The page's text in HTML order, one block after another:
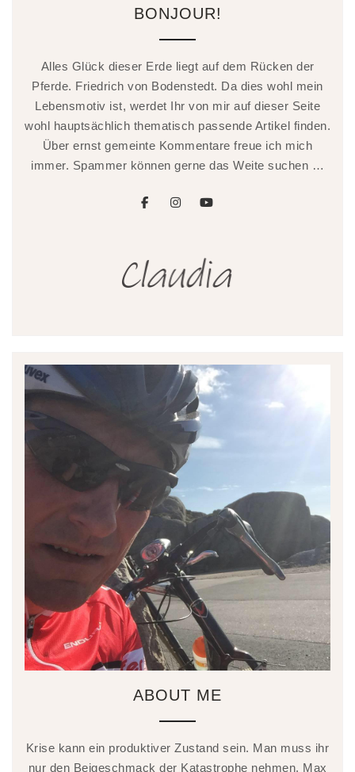
BONJOUR!
Alles Glück dieser Erde liegt auf dem Rücken der
Pferde. Friedrich von Bodenstedt. Da dies wohl mein
Lebensmotiv ist, werdet Ihr von mir auf dieser Seite
wohl hauptsächlich thematisch passende Artikel finden.
Über ernst gemeinte Kommentare freue ich mich
immer. Spammer können gerne das Weite suchen …
ABOUT ME
Krise kann ein produktiver Zustand sein. Man muss ihr
nur den Beigeschmack der Katastrophe nehmen. Max